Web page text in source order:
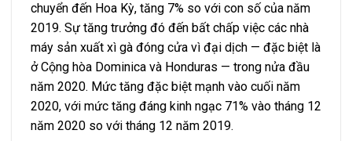
chuyển đến Hoa Kỳ, tăng 7% so với con số của năm
2019. Sự tăng trưởng đó đến bất chấp việc các nhà
máy sản xuất xì gà đóng cửa vì đại dịch — đặc biệt là
ở Cộng hòa Dominica và Honduras — trong nửa đầu
năm 2020. Mức tăng đặc biệt mạnh vào cuối năm
2020, với mức tăng đáng kinh ngạc 71% vào tháng 12
năm 2020 so với tháng 12 năm 2019.